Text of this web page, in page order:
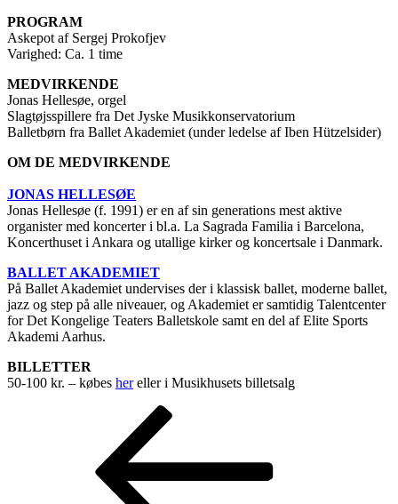
PROGRAM
Askepot af Sergej Prokofjev
Varighed: Ca. 1 time
MEDVIRKENDE
Jonas Hellesøe, orgel
Slagtøjsspillere fra Det Jyske Musikkonservatorium
Balletbørn fra Ballet Akademiet (under ledelse af Iben Hützelsider)
OM DE MEDVIRKENDE
JONAS HELLESØE
Jonas Hellesøe (f. 1991) er en af sin generations mest aktive
organister med koncerter i bl.a. La Sagrada Familia i Barcelona,
Koncerthuset i Ankara og utallige kirker og koncertsale i Danmark.
BALLET AKADEMIET
På Ballet Akademiet undervises der i klassisk ballet, moderne ballet,
jazz og step på alle niveauer, og Akademiet er samtidig Talentcenter
for Det Kongelige Teaters Balletskole samt en del af Elite Sports
Akademi Aarhus.
BILLETTER
50-100 kr. – købes hereller i Musikhusets billetsalg
Indlægsnavigation